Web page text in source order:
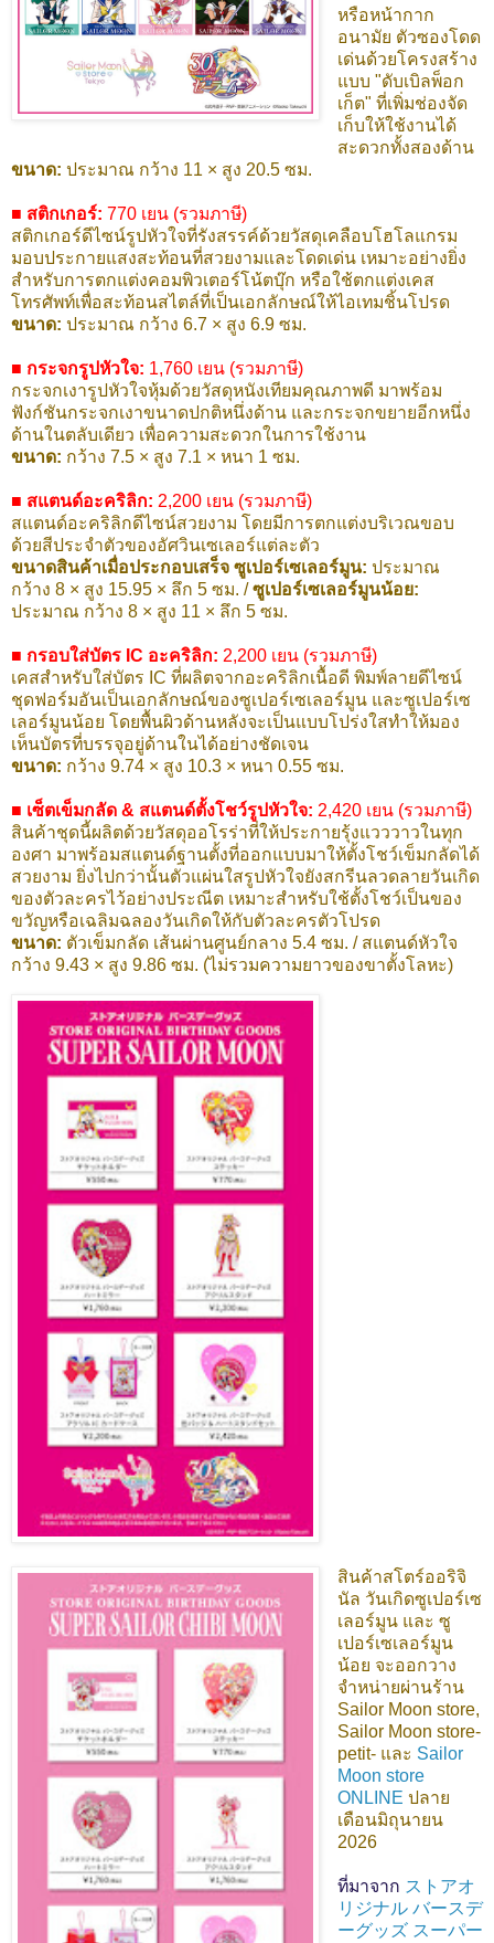
หรือหน้ากาก
อนามัย ตัวซองโดด
เด่นด้วยโครงสร้าง
แบบ "ดับเบิลพ็อก
เก็ต" ที่เพิ่มช่องจัด
เก็บให้ใช้งานได้
สะดวกทั้งสองด้าน
ขนาด: ประมาณ กว้าง 11 × สูง 20.5 ซม.
■ สติกเกอร์: 770 เยน (รวมภาษี)
สติกเกอร์ดีไซน์รูปหัวใจที่รังสรรค์ด้วยวัสดุเคลือบโฮโลแกรม
มอบประกายแสงสะท้อนที่สวยงามและโดดเด่น เหมาะอย่างยิ่ง
สำหรับการตกแต่งคอมพิวเตอร์โน้ตบุ๊ก หรือใช้ตกแต่งเคส
โทรศัพท์เพื่อสะท้อนสไตล์ที่เป็นเอกลักษณ์ให้ไอเทมชิ้นโปรด
ขนาด: ประมาณ กว้าง 6.7 × สูง 6.9 ซม.
■ กระจกรูปหัวใจ: 1,760 เยน (รวมภาษี)
กระจกเงารูปหัวใจหุ้มด้วยวัสดุหนังเทียมคุณภาพดี มาพร้อม
ฟังก์ชันกระจกเงาขนาดปกติหนึ่งด้าน และกระจกขยายอีกหนึ่ง
ด้านในตลับเดียว เพื่อความสะดวกในการใช้งาน
ขนาด: กว้าง 7.5 × สูง 7.1 × หนา 1 ซม.
■ สแตนด์อะคริลิก: 2,200 เยน (รวมภาษี)
สแตนด์อะคริลิกดีไซน์สวยงาม โดยมีการตกแต่งบริเวณขอบ
ด้วยสีประจำตัวของอัศวินเซเลอร์แต่ละตัว
ขนาดสินค้าเมื่อประกอบเสร็จ ซูเปอร์เซเลอร์มูน: ประมาณ
กว้าง 8 × สูง 15.95 × ลึก 5 ซม. /ซูเปอร์เซเลอร์มูนน้อย:
ประมาณ กว้าง 8 × สูง 11 × ลึก 5 ซม.
■ กรอบใส่บัตร IC อะคริลิก: 2,200 เยน (รวมภาษี)
เคสสำหรับใส่บัตร IC ที่ผลิตจากอะคริลิกเนื้อดี พิมพ์ลายดีไซน์
ชุดฟอร์มอันเป็นเอกลักษณ์ของซูเปอร์เซเลอร์มูน และซูเปอร์เซ
เลอร์มูนน้อย โดยพื้นผิวด้านหลังจะเป็นแบบโปร่งใสทำให้มอง
เห็นบัตรที่บรรจุอยู่ด้านในได้อย่างชัดเจน
ขนาด: กว้าง 9.74 × สูง 10.3 × หนา 0.55 ซม.
■ เซ็ตเข็มกลัด & สแตนด์ตั้งโชว์รูปหัวใจ: 2,420 เยน (รวมภาษี)
สินค้าชุดนี้ผลิตด้วยวัสดุออโรร่าที่ให้ประกายรุ้งแวววาวในทุก
องศา มาพร้อมสแตนด์ฐานตั้งที่ออกแบบมาให้ตั้งโชว์เข็มกลัดได้
สวยงาม ยิ่งไปกว่านั้นตัวแผ่นใสรูปหัวใจยังสกรีนลวดลายวันเกิด
ของตัวละครไว้อย่างประณีต เหมาะสำหรับใช้ตั้งโชว์เป็นของ
ขวัญหรือเฉลิมฉลองวันเกิดให้กับตัวละครตัวโปรด
ขนาด: ตัวเข็มกลัด เส้นผ่านศูนย์กลาง 5.4 ซม. / สแตนด์หัวใจ
กว้าง 9.43 × สูง 9.86 ซม. (ไม่รวมความยาวของขาตั้งโลหะ)
สินค้าสโตร์ออริจิ
นัล วันเกิดซูเปอร์เซ
เลอร์มูน และ ซู
เปอร์เซเลอร์มูน
น้อย จะออกวาง
จำหน่ายผ่านร้าน
Sailor Moon store,
Sailor Moon store-
petit- และ Sailor
Moon store
ONLINE ปลาย
เดือนมิถุนายน
2026
ที่มาจาก ストアオ
リジナル バースデ
ーグッズ スーパー